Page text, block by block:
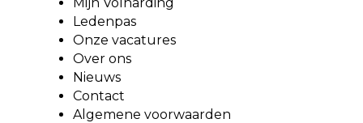
Ledenpas
Onze vacatures
Over ons
Nieuws
Contact
Algemene voorwaarden